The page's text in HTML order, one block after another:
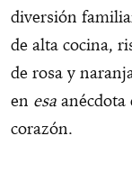
diversión
de alta cocina,
de rosa y
en esa anécdota
corazón.